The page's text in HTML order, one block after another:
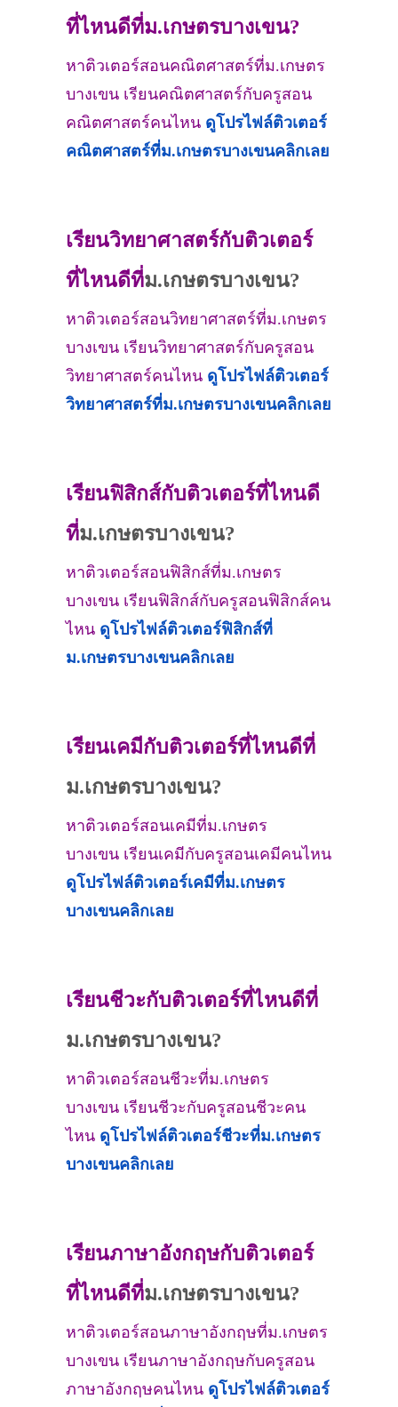
ที่ไหนดีที่ม.เกษตรบางเขน?
หาติวเตอร์สอนคณิตศาสตร์ที่ม.เกษตร
บางเขน เรียนคณิตศาสตร์กับครูสอน
คณิตศาสตร์คนไหน ดูโปรไฟล์ติวเตอร์
คณิตศาสตร์ที่ม.เกษตรบางเขนคลิกเลย
เรียนวิทยาศาสตร์กับติวเตอร์
ที่ไหนดีที่ม.เกษตรบางเขน?
หาติวเตอร์สอนวิทยาศาสตร์ที่ม.เกษตร
บางเขน เรียนวิทยาศาสตร์กับครูสอน
วิทยาศาสตร์คนไหน ดูโปรไฟล์ติวเตอร์
วิทยาศาสตร์ที่ม.เกษตรบางเขนคลิกเลย
เรียนฟิสิกส์กับติวเตอร์ที่ไหนดี
ที่ม.เกษตรบางเขน?
หาติวเตอร์สอนฟิสิกส์ที่ม.เกษตร
บางเขน เรียนฟิสิกส์กับครูสอนฟิสิกส์คน
ไหน ดูโปรไฟล์ติวเตอร์ฟิสิกส์ที่
ม.เกษตรบางเขนคลิกเลย
เรียนเคมีกับติวเตอร์ที่ไหนดีที่
ม.เกษตรบางเขน?
หาติวเตอร์สอนเคมีที่ม.เกษตร
บางเขน เรียนเคมีกับครูสอนเคมีคนไหน
ดูโปรไฟล์ติวเตอร์เคมีที่ม.เกษตร
บางเขนคลิกเลย
เรียนชีวะกับติวเตอร์ที่ไหนดีที่
ม.เกษตรบางเขน?
หาติวเตอร์สอนชีวะที่ม.เกษตร
บางเขน เรียนชีวะกับครูสอนชีวะคน
ไหน ดูโปรไฟล์ติวเตอร์ชีวะที่ม.เกษตร
บางเขนคลิกเลย
เรียนภาษาอังกฤษกับติวเตอร์
ที่ไหนดีที่ม.เกษตรบางเขน?
หาติวเตอร์สอนภาษาอังกฤษที่ม.เกษตร
บางเขน เรียนภาษาอังกฤษกับครูสอน
ภาษาอังกฤษคนไหน ดูโปรไฟล์ติวเตอร์